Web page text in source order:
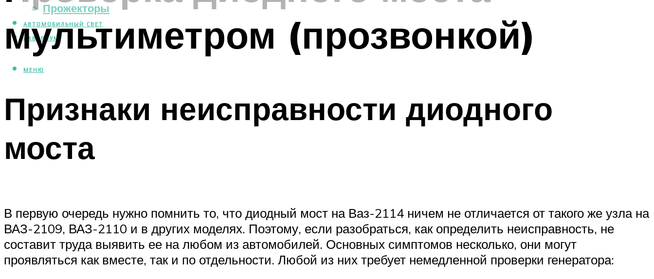
Прожекторы
АВТОМОБИЛЬНЫЙ СВЕТ
АКВАРИУМ
МЕНЮ
мультиметром (прозвонкой)
Признаки неисправности диодного
моста
В первую очередь нужно помнить то, что диодный мост на Ваз-2114 ничем не отличается от такого же узла на
ВАЗ-2109, ВАЗ-2110 и в других моделях. Поэтому, если разобраться, как определить неисправность, не
составит труда выявить ее на любом из автомобилей. Основных симптомов несколько, они могут
проявляться как вместе, так и по отдельности. Любой из них требует немедленной проверки генератора: